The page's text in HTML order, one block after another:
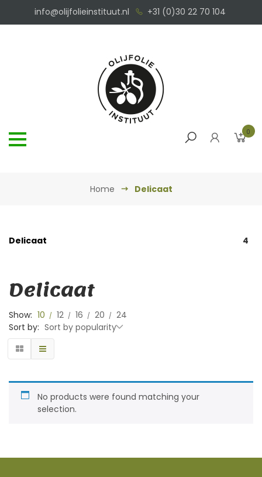
info@olijfolieinstituut.nl +31 (0)30 22 70 104
0
Home Delicaat
Delicaat 4
Delicaat
Show: 10 12 16 20
24
Sort by: Sort by popularity
No products were found matching your
selection.